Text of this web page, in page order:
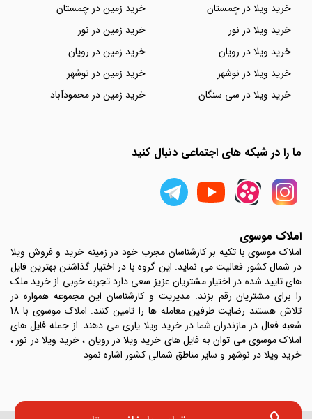
خرید ویلا در چمستان
خرید ویلا در نور
خرید ویلا در رویان
خرید ویلا در نوشهر
خرید ویلا در سی سنگان
خرید زمین در چمستان
خرید زمین در نور
خرید زمین در رویان
خرید زمین در نوشهر
خرید زمین در محمودآباد
ما را در شبکه های اجتماعی دنبال کنید
املاک موسوی
املاک موسوی با تکیه بر کارشناسان مجرب خود در زمینه خرید و فروش ویلا
در شمال کشور فعالیت می نماید. این گروه با در اختیار گذاشتن بهترین فایل
های تایید شده در اختیار مشتریان عزیز سعی دارد تجربه خوبی از خرید ملک
را برای مشتریان رقم بزند. مدیریت و کارشناسان این مجموعه همواره در
تلاش هستند رضایت طرفین معامله ها را تامین کنند. املاک موسوی با 18
شعبه فعال در مازندران شما در خرید ویلا یاری می دهند. از جمله فایل های
املاک موسوی می توان به فایل های خرید ویلا در رویان ، خرید ویلا در نور ،
خرید ویلا در نوشهر و سایر مناطق شمالی کشور اشاره نمود